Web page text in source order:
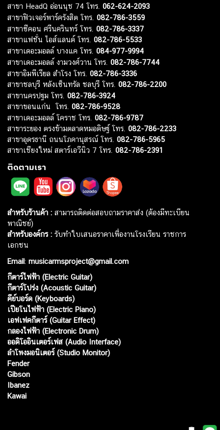
สาขา HeadQ อ่อนนุช 74 โทร. 062-624-2093
สาขาฟิวเจอร์พาร์ครังสิต โทร. 082-786-3559
สาขาซีคอน ศรีนครินทร์ โทร. 082-786-3337
สาขาแฟชั่น ไอส์แลนด์ โทร. 082-786-5533
สาขาเดอะมอลล์ บางแค โทร. 084-977-9994
สาขาเดอะมอลล์ งามวงศ์วาน โทร. 082-786-7744
สาขาอิมพีเรียล สำโรง โทร. 082-786-3336
สาขาชลบุรี หลังเซ็นทรัล ชลบุรี โทร. 082-786-2200
สาขานครปฐม โทร. 082-786-3924
สาขาขอนแก่น โทร. 082-786-9528
สาขาเดอะมอลล์ โคราช โทร. 082-786-9787
สาขาระยอง ตรงข้ามตลาดหมอดิษฐ์ โทร. 082-786-2233
สาขาอุดรธานี ถนนโภคานุสรณ์ โทร. 082-786-5965
สาขาเชียงใหม่ สตาร์เอวีนิว 7 โทร. 082-786-2391
ติดตามเรา
สำหรับร้านค้า : สามารถติดต่อสอบถามราคาส่ง (ต้องมีทะเบียน
พาณิชย์)
สำหรับองค์กร : รับทำใบเสนอราคาเพื่องานโรงเรียน ราชการ
เอกชน
Email: musicarmsproject@gmail.com
กีตาร์ไฟฟ้า (Electric Guitar)
กีตาร์โปร่ง (Acoustic Guitar)
คีย์บอร์ด (Keyboards)
เปียโนไฟฟ้า (Electric Piano)
เอฟเฟคกีตาร์ (Guitar Effect)
กลองไฟฟ้า (Electronic Drum)
ออดิโออินเตอร์เฟส (Audio Interface)
ลำโพงมอนิเตอร์ (Studio Monitor)
Fender
Gibson
Ibanez
Kawai